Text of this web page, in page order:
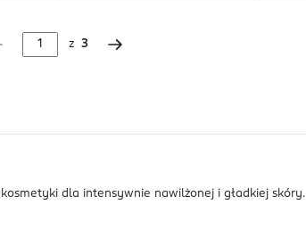
z 3
dla intensywnie nawilżonej i gładkiej skóry.